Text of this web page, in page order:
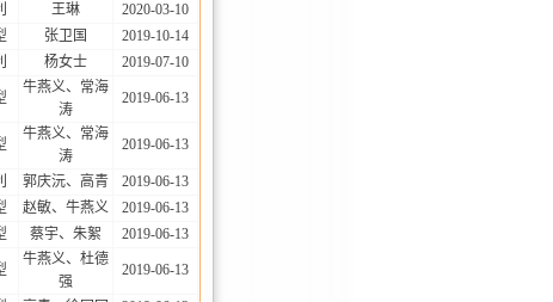
王琳
2020-03-10
张卫国
2019-10-14
杨女士 2019-07-10
牛燕义、常海
涛
2019-06-13
牛燕义、常海
涛
2019-06-13
郭庆沅、高青
2019-06-13
赵敏、牛燕义
2019-06-13
蔡宇、朱絮 2019-06-13
牛燕义、杜德
强
2019-06-13